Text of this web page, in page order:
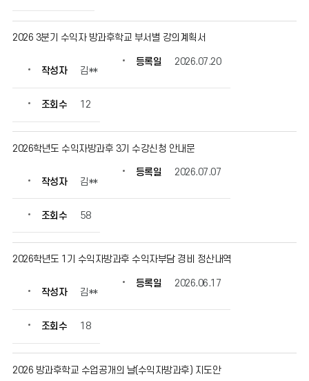
게
시
제
작
성
자,
보
인
있
습
2026 3분기 수익자 방과후학교 부서별 강의계획서
작성자 김**
등록일 2026.07.20
조회수 12
2026학년도 수익자방과후 3기 수강신청 안내문
작성자 김**
등록일 2026.07.07
조회수 58
2026학년도 1기 수익자방과후 수익자부담 경비 정산내역
작성자 김**
등록일 2026.06.17
조회수 18
2026 방과후학교 수업공개의 날(수익자방과후) 지도안